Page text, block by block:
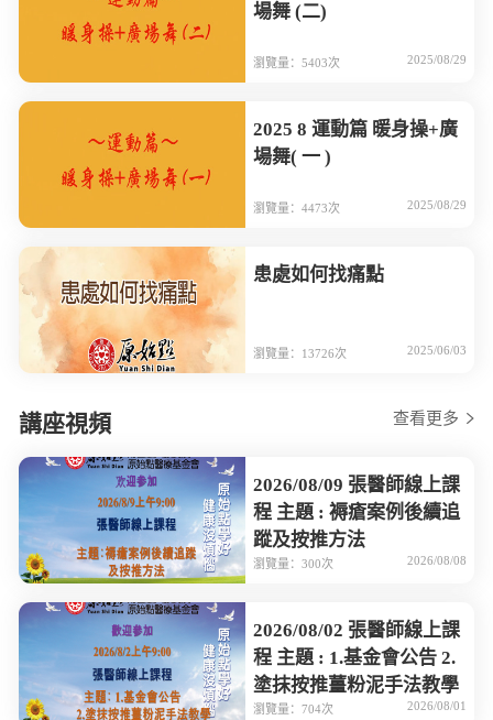
場舞 (二)
瀏覽量：5403次 2025/08/29
2025 8 運動篇 暖身操+廣
場舞( 一 )
瀏覽量：4473次 2025/08/29
患處如何找痛點
瀏覽量：13726次 2025/06/03
講座視頻 查看更多
2026/08/09 張醫師線上課
程 主題 : 褥瘡案例後續追
蹤及按推方法
瀏覽量：300次 2026/08/08
2026/08/02 張醫師線上課
程 主題 : 1.基金會公告 2.
塗抹按推薑粉泥手法教學
瀏覽量：704次 2026/08/01